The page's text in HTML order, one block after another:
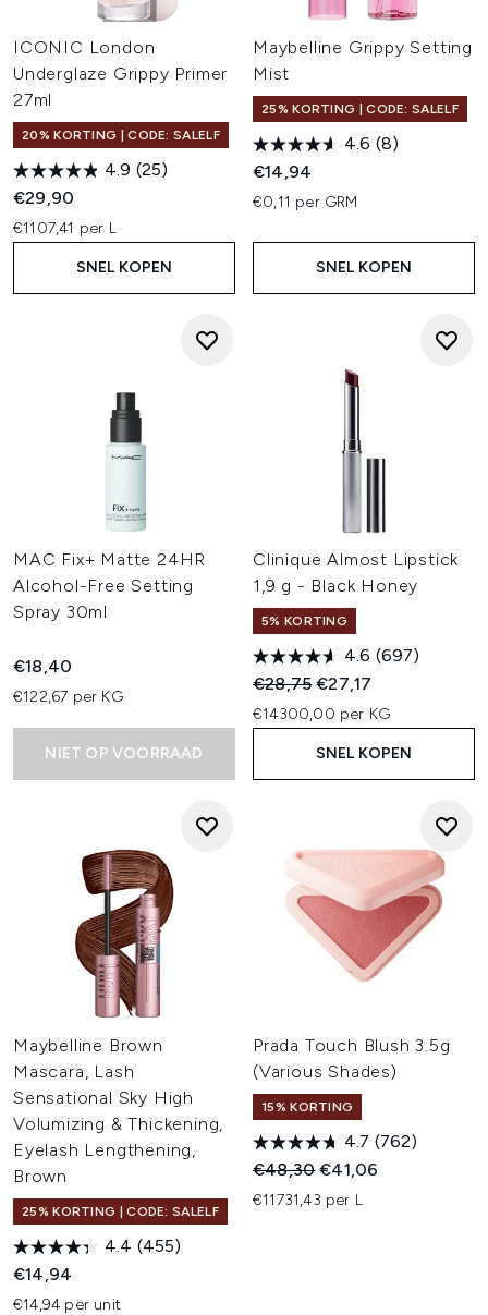
ICONIC London
Underglaze Grippy Primer
27ml
20% KORTING | CODE: SALELF
4.9 (25)
€29,90
€1107,41 per L
SNEL KOPEN
Maybelline Grippy Setting
Mist
25% KORTING | CODE: SALELF
4.6 (8)
€14,94
€0,11 per GRM
SNEL KOPEN
MAC Fix+ Matte 24HR
Alcohol-Free Setting
Spray 30ml
€18,40
€122,67 per KG
NIET OP VOORRAAD
Clinique Almost Lipstick
1,9 g - Black Honey
5% KORTING
4.6 (697)
Recommended Retail Price:
€28,75Huidige prijs:
€27,17
€14300,00 per KG
SNEL KOPEN
Maybelline Brown
Mascara, Lash
Sensational Sky High
Volumizing & Thickening,
Eyelash Lengthening,
Brown
25% KORTING | CODE: SALELF
4.4 (455)
€14,94
€14,94 per unit
Prada Touch Blush 3.5g
(Various Shades)
15% KORTING
4.7 (762)
Recommended Retail Price:
€48,30Huidige prijs:
€41,06
€11731,43 per L